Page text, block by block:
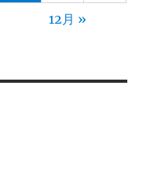
12月 »